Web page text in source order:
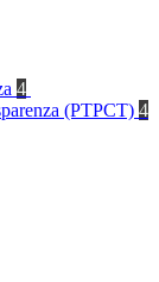
4
(PTPCT) 4